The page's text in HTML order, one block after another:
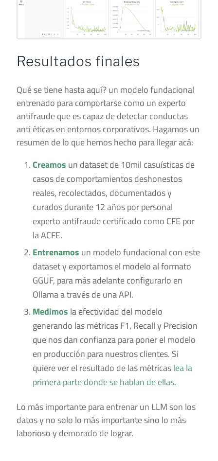
Resultados finales
Qué se tiene hasta aquí? un modelo fundacional
entrenado para comportarse como un experto
antifraude que es capaz de detectar conductas
anti éticas en entornos corporativos. Hagamos un
resumen de lo que hemos hecho para llegar acá:
Creamos un dataset de 10mil casuísticas de
casos de comportamientos deshonestos
reales, recolectados, documentados y
curados durante 12 años por personal
experto antifraude certificado como CFE por
la ACFE.
Entrenamos un modelo fundacional con este
dataset y exportamos el modelo al formato
GGUF, para más adelante configurarlo en
Ollama a través de una API.
Medimos la efectividad del modelo
generando las métricas F1, Recall y Precision
que nos dan confianza para poner el modelo
en producción para nuestros clientes. Si
quiere ver el resultado de las métricaslea la
primera parte donde se hablan de ellas.
Lo más importante para entrenar un LLM son los
datos y no solo lo más importante sino lo más
laborioso y demorado de lograr.